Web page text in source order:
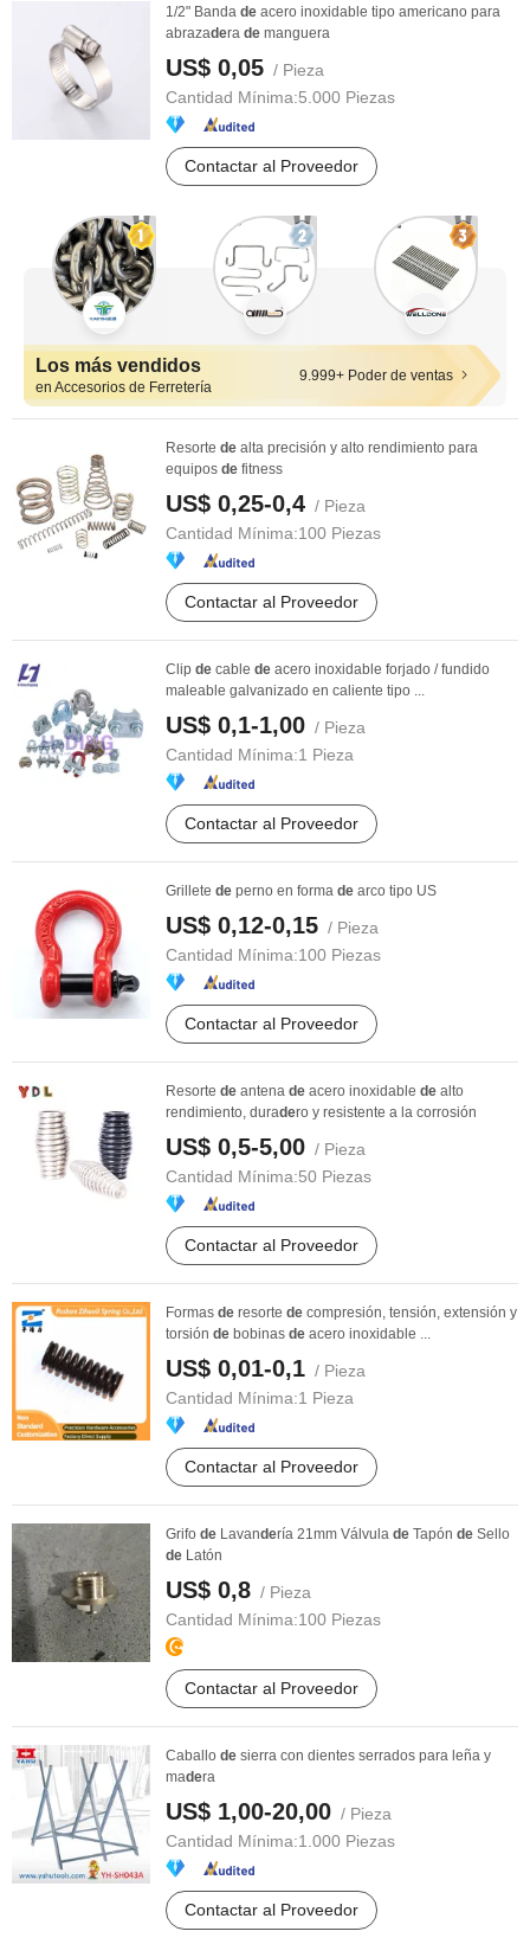
1/2" Banda de acero inoxidable tipo americano para
abrazadera de manguera
US$ 0,05 / Pieza
Cantidad Mínima:5.000 Piezas
Contactar al Proveedor
Los más vendidos
en Accesorios de Ferretería
9.999+ Poder de ventas
Resorte de alta precisión y alto rendimiento para
equipos de fitness
US$ 0,25-0,4 / Pieza
Cantidad Mínima:100 Piezas
Contactar al Proveedor
Clip de cable de acero inoxidable forjado / fundido
maleable galvanizado en caliente tipo ...
US$ 0,1-1,00 / Pieza
Cantidad Mínima:1 Pieza
Contactar al Proveedor
Grillete de perno en forma de arco tipo US
US$ 0,12-0,15 / Pieza
Cantidad Mínima:100 Piezas
Contactar al Proveedor
Resorte de antena de acero inoxidable de alto
rendimiento, duradero y resistente a la corrosión
US$ 0,5-5,00 / Pieza
Cantidad Mínima:50 Piezas
Contactar al Proveedor
Formas de resorte de compresión, tensión, extensión y
torsión de bobinas de acero inoxidable ...
US$ 0,01-0,1 / Pieza
Cantidad Mínima:1 Pieza
Contactar al Proveedor
Grifo de Lavandería 21mm Válvula de Tapón de Sello
de Latón
US$ 0,8 / Pieza
Cantidad Mínima:100 Piezas
Contactar al Proveedor
Caballo de sierra con dientes serrados para leña y
madera
US$ 1,00-20,00 / Pieza
Cantidad Mínima:1.000 Piezas
Contactar al Proveedor